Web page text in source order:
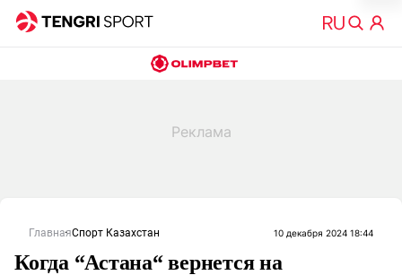
ГлавнаяСпорт Казахстан 10 декабря 2024 18:44
Когда “Астана“ вернется на